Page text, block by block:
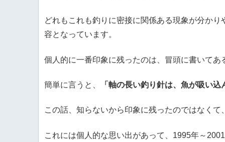
どれもこれも釣りに密接に関係ある現象が分か
容となっています。
個人的に一番印象に残ったのは、冒頭に書いてあ
簡単に言うと、 「軸の長い釣り針は、魚が吸い
この話、知らないから印象に残ったのではなく
これには個人的な思い出があって、1995年～